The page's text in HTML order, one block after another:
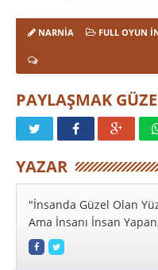
NARNIA FULL OYUN
PAYLAŞMAK
YAZAR
"İnsanda Güzel Olan
Ama İnsanı İnsan